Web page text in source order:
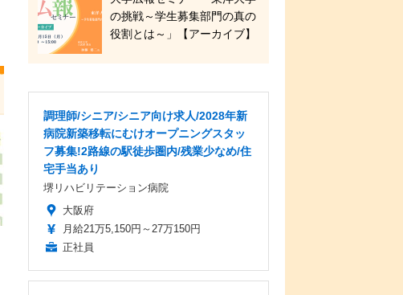
の挑戦～学生募集部門の真の
役割とは～」【アーカイブ】
調理師/シニア/シニア向け求人/2028年新
病院新築移転にむけオープニングスタッ
フ募集!2路線の駅徒歩圏内/残業少なめ/住
宅手当あり
堺リハビリテーション病院
大阪府
月給21万5,150円～27万150円
正社員